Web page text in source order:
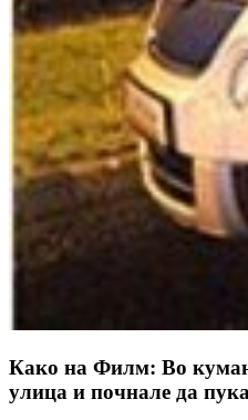
Како на Филм: Во
улица и почнале да